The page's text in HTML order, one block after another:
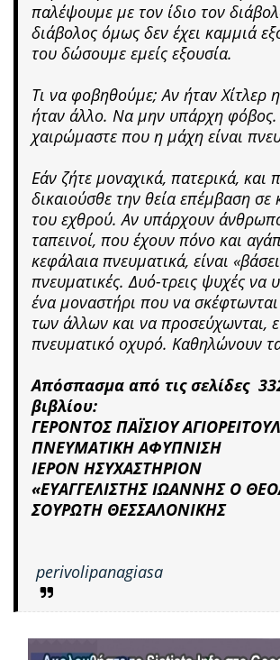
παλέψουμε με τον ίδιο τον
διάβολος όμως δεν έχει καμμιά
του δώσουμε εμείς εξουσία.
Τι να φοβηθούμε; Αν ήταν Χίτλερ
ήταν άλλο. Να μην υπάρχη
χαιρώμαστε που η μάχη είναι
Εάν ζήτε μοναχικά, πατερικά, και
δικαιούσθε την θεία επέμβαση σε
του εχθρού. Αν υπάρχουν
ταπεινοί, που έχουν πόνο και
κεφάλαια πνευματικά, είναι
πνευματικές. Δυό-τρεις ψυχές να
ένα μοναστήρι που να
των άλλων και να προσεύχωνται,
πνευματικό οχυρό. Καθηλώνουν
Απόσπασμα από τις σελίδες
βιβλίου:
ΓΕΡΟΝΤΟΣ ΠΑΪΣΙΟΥ
ΠΝΕΥΜΑΤΙΚΗ ΑΦΥΠΝΙΣΗ
ΙΕΡΟΝ ΗΣΥΧΑΣΤΗΡΙΟΝ
«ΕΥΑΓΓΕΛΙΣΤΗΣ ΙΩΑΝΝΗΣ Ο
ΣΟΥΡΩΤΗ ΘΕΣΣΑΛΟΝΙΚΗΣ
perivolipanagiasa